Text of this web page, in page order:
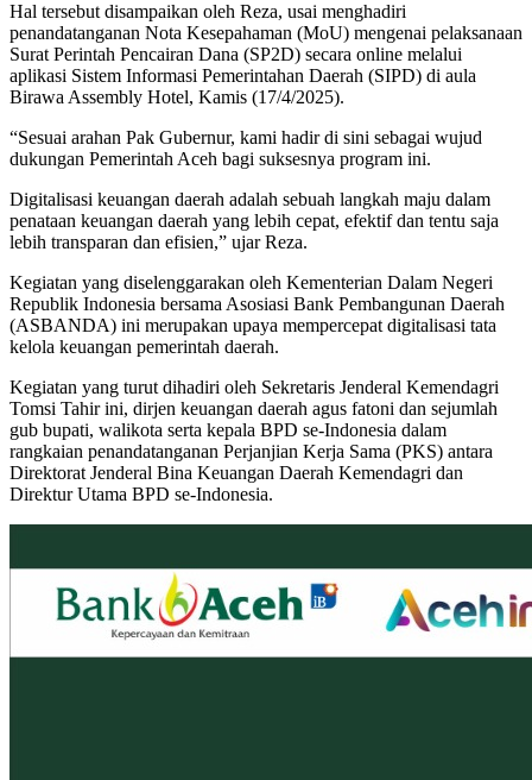
Hal tersebut disampaikan oleh Reza, usai menghadiri
penandatanganan Nota Kesepahaman (MoU) mengenai pelaksanaan
Surat Perintah Pencairan Dana (SP2D) secara online melalui
aplikasi Sistem Informasi Pemerintahan Daerah (SIPD) di aula
Birawa Assembly Hotel, Kamis (17/4/2025).
“Sesuai arahan Pak Gubernur, kami hadir di sini sebagai wujud
dukungan Pemerintah Aceh bagi suksesnya program ini.
Digitalisasi keuangan daerah adalah sebuah langkah maju dalam
penataan keuangan daerah yang lebih cepat, efektif dan tentu saja
lebih transparan dan efisien,” ujar Reza.
Kegiatan yang diselenggarakan oleh Kementerian Dalam Negeri
Republik Indonesia bersama Asosiasi Bank Pembangunan Daerah
(ASBANDA) ini merupakan upaya mempercepat digitalisasi tata
kelola keuangan pemerintah daerah.
Kegiatan yang turut dihadiri oleh Sekretaris Jenderal Kemendagri
Tomsi Tahir ini, dirjen keuangan daerah agus fatoni dan sejumlah
gub bupati, walikota serta kepala BPD se-Indonesia dalam
rangkaian penandatanganan Perjanjian Kerja Sama (PKS) antara
Direktorat Jenderal Bina Keuangan Daerah Kemendagri dan
Direktur Utama BPD se-Indonesia.